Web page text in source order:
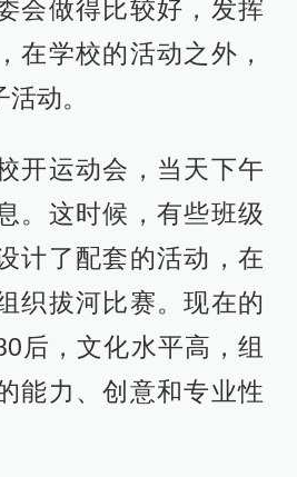
会做得比较好，发挥
在学校的活动之外，
动。
开运动会，当天下午
。这时候，有些班级
计了配套的活动，在
织拔河比赛。现在的
后，文化水平高，组
能力、创意和专业性